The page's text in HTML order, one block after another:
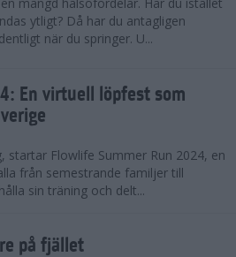
mängd hälsofördelar. Har du istället
ytligt? Då har du antagligen
när du springer. U...
En virtuell löpfest som
Flowlife Summer Run 2024, en
från semestrande familjer till
sin träning och delt...
på fjället